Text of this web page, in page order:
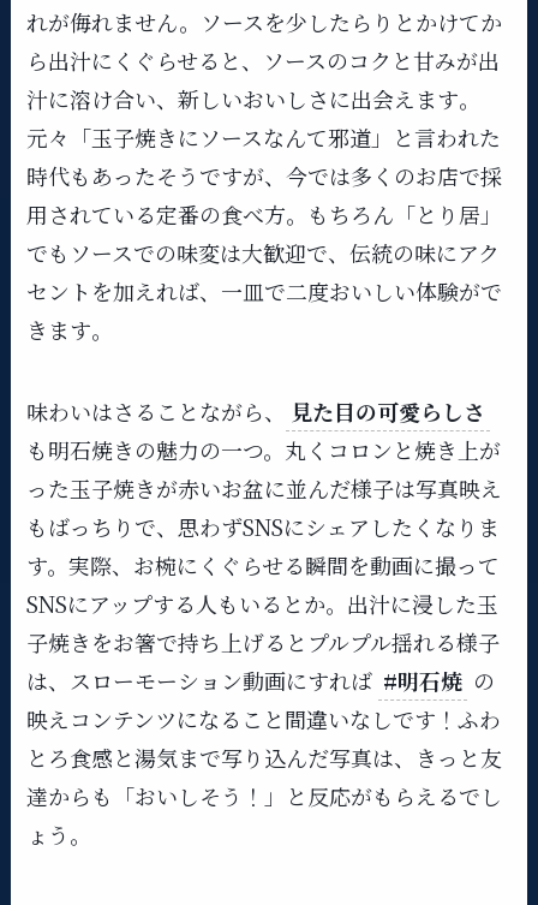
れが侮れません。ソースを少したらりとかけてか
ら出汁にくぐらせると、ソースのコクと甘みが出
汁に溶け合い、新しいおいしさに出会えます​。
元々「玉子焼きにソースなんて邪道」と言われた
時代もあったそうですが、今では多くのお店で採
用されている定番の食べ方。もちろん「とり居」
でもソースでの味変は大歓迎で、伝統の味にアク
セントを加えれば、一皿で二度おいしい体験がで
きます​。
味わいはさることながら、
見た目の可愛らしさ
も明石焼きの魅力の一つ。丸くコロンと焼き上が
った玉子焼きが赤いお盆に並んだ様子は写真映え
もばっちりで、思わずSNSにシェアしたくなりま
す。実際、お椀にくぐらせる瞬間を動画に撮って
SNSにアップする人もいるとか。出汁に浸した玉
子焼きをお箸で持ち上げるとプルプル揺れる様子
は、スローモーション動画にすれば #明石焼 の
映えコンテンツになること間違いなしです！ふわ
とろ食感と湯気まで写り込んだ写真は、きっと友
達からも「おいしそう！」と反応がもらえるでし
ょう。